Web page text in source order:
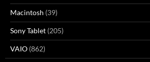
Macintosh (39)
Sony Tablet (205)
VAIO (862)